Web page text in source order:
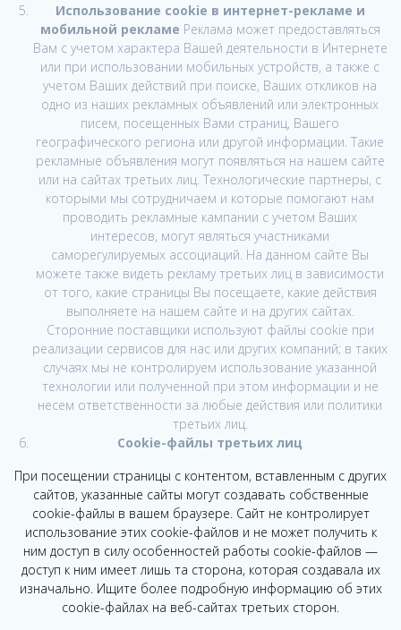
Использование cookie в интернет-рекламе и
мобильной рекламе Реклама может предоставляться
Вам с учетом характера Вашей деятельности в Интернете
или при использовании мобильных устройств, а также с
учетом Ваших действий при поиске, Ваших откликов на
одно из наших рекламных объявлений или электронных
писем, посещенных Вами страниц, Вашего
географического региона или другой информации. Такие
рекламные объявления могут появляться на нашем сайте
или на сайтах третьих лиц. Технологические партнеры, с
которыми мы сотрудничаем и которые помогают нам
проводить рекламные кампании с учетом Ваших
интересов, могут являться участниками
саморегулируемых ассоциаций. На данном сайте Вы
можете также видеть рекламу третьих лиц в зависимости
от того, какие страницы Вы посещаете, какие действия
выполняете на нашем сайте и на других сайтах.
Сторонние поставщики используют файлы cookie при
реализации сервисов для нас или других компаний; в таких
случаях мы не контролируем использование указанной
технологии или полученной при этом информации и не
несем ответственности за любые действия или политики
третьих лиц.
Cookie-файлы третьих лиц
При посещении страницы с контентом, вставленным с других
сайтов, указанные сайты могут создавать собственные
cookie-файлы в вашем браузере. Сайт не контролирует
использование этих cookie-файлов и не может получить к
ним доступ в силу особенностей работы cookie-файлов —
доступ к ним имеет лишь та сторона, которая создавала их
изначально. Ищите более подробную информацию об этих
cookie-файлах на веб-сайтах третьих сторон.